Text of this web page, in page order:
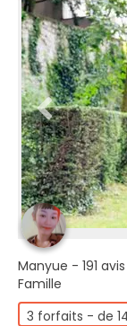
Manyue - 191 avis
Famille
3 forfaits - de